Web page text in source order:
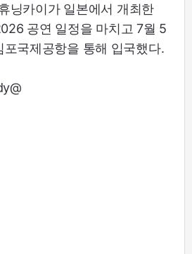
닝카이가 일본에서 개최한
공연 일정을 마치고 7월 5
포국제공항을 통해 입국했다.